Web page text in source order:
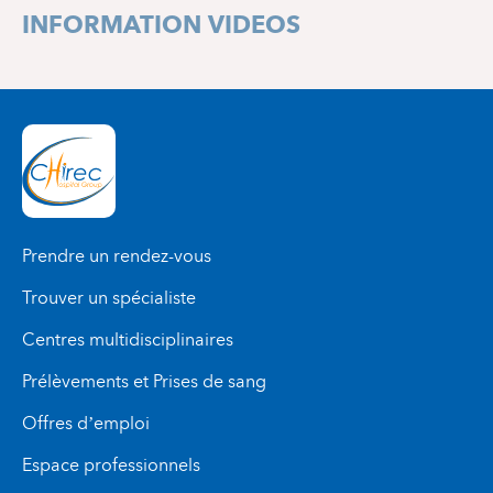
INFORMATION VIDEOS
Prendre un rendez-vous
Trouver un spécialiste
Centres multidisciplinaires
Prélèvements et Prises de sang
Offres d’emploi
Espace professionnels